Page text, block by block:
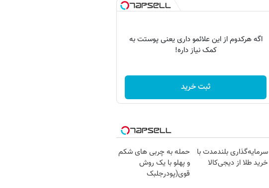
اگه هرکدوم از این علائمو داری یعنی پوستت به
کمک نیاز داره!
ثبت خرید
سرمایه‌گذاری بلندمدت با
خرید طلا از دیجی‌کالا
حمله به چربی های شکم
و پهلو با یک روش
قوی(پودرجلبک